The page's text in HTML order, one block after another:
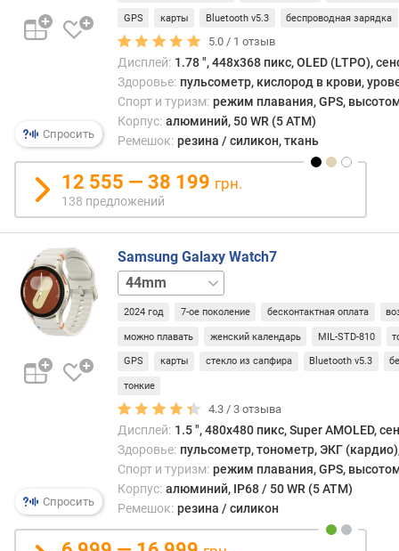
ц
и
л
а
а
т
р
о
е
н
н
а
ь
Спросить
GPS карты Bluetooth v5.3 беспроводная зарядка
5.0 / 1 отзыв
Дисплей: 1.78 ", 448x368 пикс, OLED (LTPO),
Здоровье: пульсометр, кислород в крови,
Спорт и туризм: режим плавания, GPS,
Корпус: алюминий, 50 WR (5 ATM)
Ремешок: резина / силикон, ткань
12 555 — 38 199 грн.
138 предложений
Спросить
Samsung Galaxy Watch7
40mm40mm
LTE44mm
LTE
2024 год 7-ое поколение бесконтактная оплата
можно плавать женский календарь MIL-STD-810
GPS карты стекло из сапфира Bluetooth v5.3
тонкие
4.3 /3 отзыва
Дисплей: 1.5 ", 480x480 пикс, Super AMOLED,
Здоровье: пульсометр, тонометр, ЭКГ
Спорт и туризм: режим плавания, GPS,
Корпус: алюминий, IP68 / 50 WR (5 ATM)
Ремешок: резина / силикон